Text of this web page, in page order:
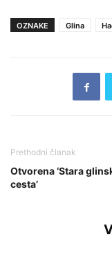
OZNAKE Glina
Prethodni članak
Otvorena ‘Stara
cesta’